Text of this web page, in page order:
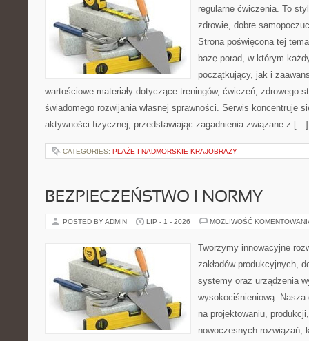
regularne ćwiczenia. To
zdrowie, dobre
Strona poświęcona tej
bazę porad, w którym
początkujący, jak i
wartościowe materiały dotyczące treningów, ćwiczeń, zdrowego
świadomego rozwijania własnej sprawności. Serwis koncentruje
aktywności fizycznej, przedstawiając zagadnienia związane z […]
CATEGORIES: PLAŻE I NADMORSKIE KRAJOBRAZY
BEZPIECZEŃSTWO I NORMY
POSTED BY ADMIN LIP - 1 - 2026 MOŻLIWOŚĆ
Tworzymy innowacyjne
zakładów produkcyjnych,
systemy oraz urządzenia
wysokociśnieniową. Nasza
na projektowaniu,
nowoczesnych rozwiązań,